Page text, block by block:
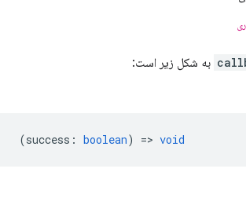
به شکل زیر است:
(success : boolean) => void